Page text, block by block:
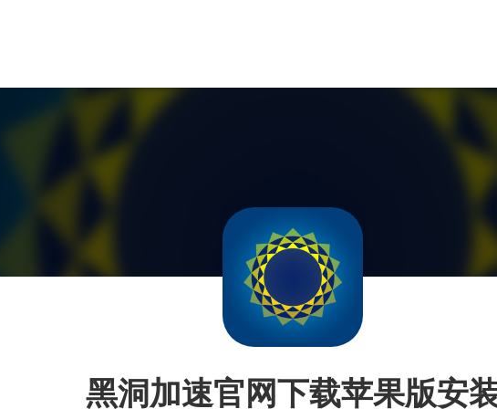
黑洞加速官网下载苹果版安